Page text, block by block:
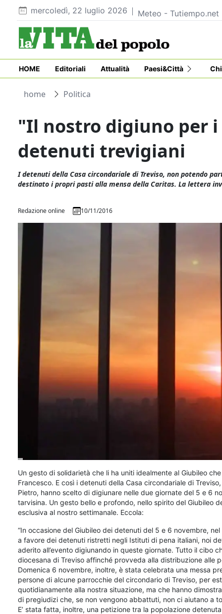
mercoledì, 22 luglio 2026 Meteo - Tutiempo.net
HOME Editoriali Attualità Paesi&Città
home Politica
"Il nostro digiuno per
detenuti trevigiani
I detenuti della Casa circondariale di Treviso, non potendo
destinato i propri pasti alla mensa della Caritas. La lettera
Redazione online 10/11/2016
Un gesto di solidarietà che li ha uniti idealmente al Giubileo
Francesco. E così i detenuti della Casa circondariale di
Pietro, hanno scelto di digiunare nelle due giornate del 5 e 6
tarvisina. Un gesto bello e profondo, nello spirito del Giubileo
esclusiva al nostro settimanale. Eccola:
“In occasione del Giubileo dei detenuti del 5 e 6 novembre,
a favore dei detenuti ristretti negli Istituti di pena italiani, noi
aderito all’evento digiunando in queste giornate. Tutto il cibo
diocesana di Treviso affinché provveda alla distribuzione alle
Domenica 6 novembre, inoltre, è stata celebrata una messa
persone di alcune parrocchie del circondario di Treviso, per
quotidianamente alla nostra situazione, ma che hanno
di pregiudizi che, se non vengono abbattuti, non ci aiutano a
E’ stata fatta, inoltre, una petizione tra la popolazione